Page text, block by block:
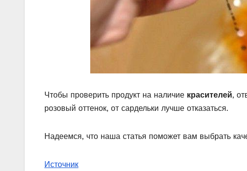
Чтобы проверить продукт на наличие красителей,
розовый оттенок, от сардельки лучше отказаться.
Надеемся, что наша статья поможет вам выбрать
Источник